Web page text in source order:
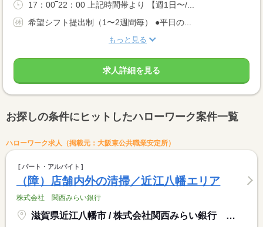
17：00‾22：00 上記時間帯より 【週1日〜/...
希望シフト提出制（1〜2週間毎） ●平日の...
もっと見る
求人詳細を見る
お探しの条件にヒットしたハローワーク案件一覧
ハローワーク求人（掲載元：大阪東公共職業安定所）
パート・アルバイト
（障）店舗内外の清掃／近江八幡エリア
株式会社 関西みらい銀行
滋賀県近江八幡市 / 株式会社関西みらい銀行 八幡駅前支店